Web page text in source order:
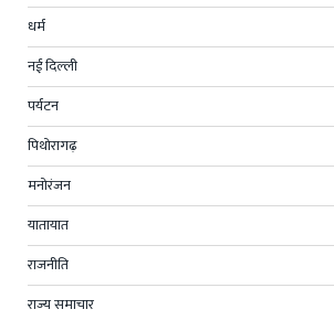
धर्म
नई दिल्ली
पर्यटन
पिथोरागढ़
मनोरंजन
यातायात
राजनीति
राज्य समाचार